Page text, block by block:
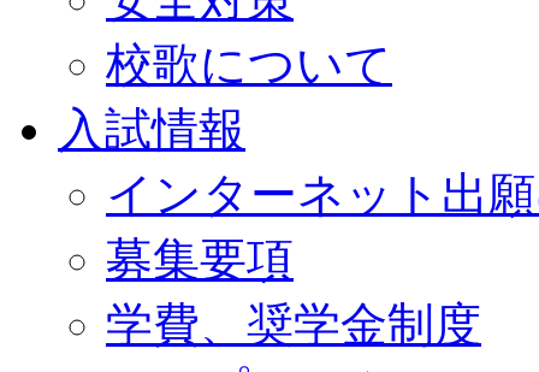
校歌について
入試情報
インターネット出
募集要項
学費、奨学金制度